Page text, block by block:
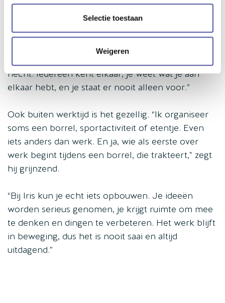
Selectie toestaan
Weigeren
ECHT EEN TEAM
Wat maakt werken bij Iris zo prettig? “Het team,”
hecht. Iedereen kent elkaar, je weet wat je aan
elkaar hebt, en je staat er nooit alleen voor.”
Ook buiten werktijd is het gezellig. “Ik organiseer
soms een borrel, sportactiviteit of etentje. Even
iets anders dan werk. En ja, wie als eerste over
werk begint tijdens een borrel, die trakteert,” zegt
hij grijnzend.
“Bij Iris kun je echt iets opbouwen. Je ideeën
worden serieus genomen, je krijgt ruimte om mee
te denken en dingen te verbeteren. Het werk blijft
in beweging, dus het is nooit saai en altijd
uitdagend.”